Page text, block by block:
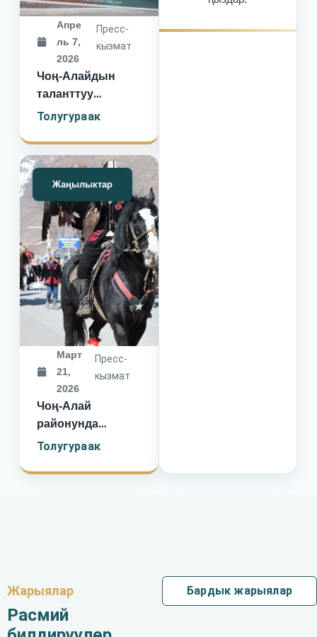
Апре
ль 7,
2026
Пресс-
кызмат
Чоң-Алайдын
таланттуу
окуучулары Ош
эл аралык “BI
STYLE”
сынагында баш
байгелерди жана
байгелүү
орундарды жеңип
алышты.
Толугураак
Жаңылыктар
Март
21,
2026
Пресс-
кызмат
Чоң-Алай
районунда
Нооруз майрамы
Коргондон
жана концерттик
программалар
Толугураак
Жарыялар
Расмий
Бардык жарыялар